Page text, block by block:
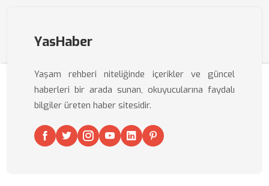
YasHaber
Yaşam rehberi niteliğinde içerikler ve güncel
haberleri bir arada sunan, okuyucularına faydalı
bilgiler üreten haber sitesidir.